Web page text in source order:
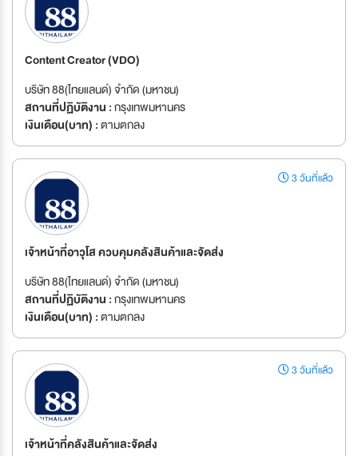
Content Creator (VDO)
บริษัท 88(ไทยแลนด์) จำกัด (มหาชน)
สถานที่ปฏิบัติงาน :กรุงเทพมหานคร
เงินเดือน(บาท) :ตามตกลง
3 วันที่แล้ว
เจ้าหน้าที่อาวุโส ควบคุมคลังสินค้าและจัดส่ง
บริษัท 88(ไทยแลนด์) จำกัด (มหาชน)
สถานที่ปฏิบัติงาน :กรุงเทพมหานคร
เงินเดือน(บาท) :ตามตกลง
3 วันที่แล้ว
เจ้าหน้าที่คลังสินค้าและจัดส่ง